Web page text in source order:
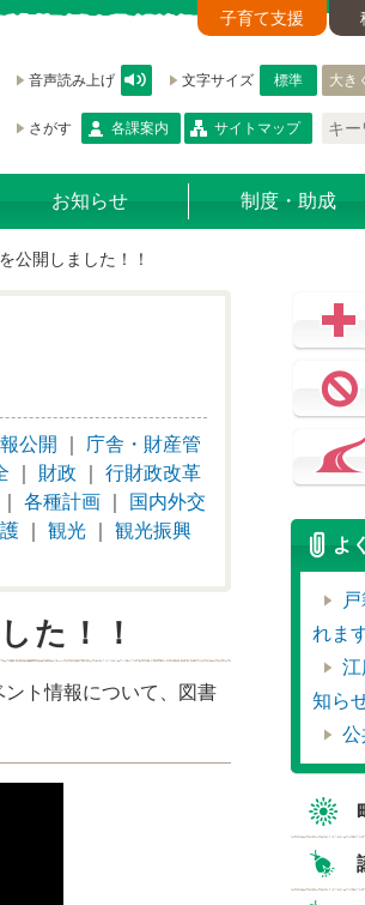
子育て支援
音声読み上げ 文字サイズ 標準 大き
さがす 各課案内 サイトマップ
お知らせ 制度・助成
公開しました！！
公開
庁舎・財産管
財政
行財政改革
各種計画
国内外交
観光
観光振興
た！！
ト情報について、図書
よ
れま
江
知ら
公